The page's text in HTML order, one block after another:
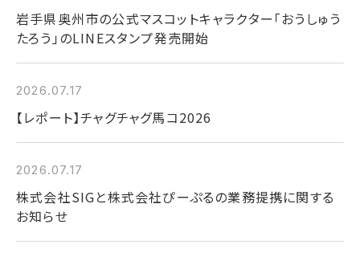
岩手県奥州市の公式マスコットキャラクター「おうしゅう
たろう」のLINEスタンプ発売開始
2026.07.17
【レポート】チャグチャグ馬コ2026
2026.07.17
株式会社SIGと株式会社ぴーぷるの業務提携に関する
お知らせ